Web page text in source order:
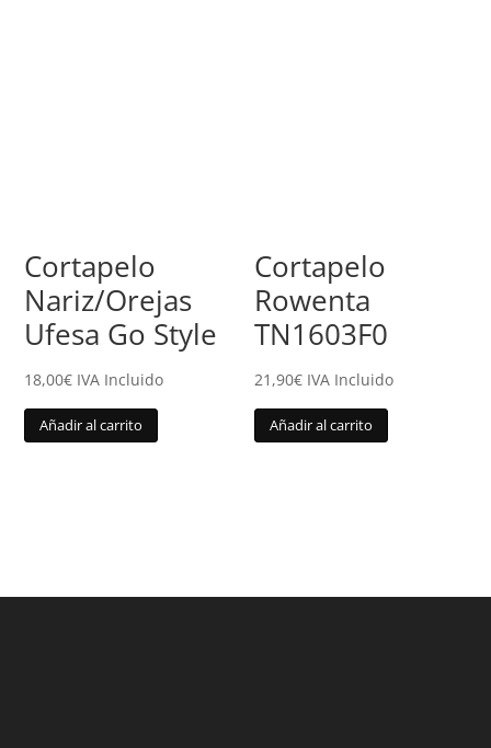
Cortapelo
Nariz/Orejas
Ufesa Go Style
18,00€ IVA Incluido
Añadir al carrito
Cortapelo
Rowenta
TN1603F0
21,90€ IVA Incluido
Añadir al carrito